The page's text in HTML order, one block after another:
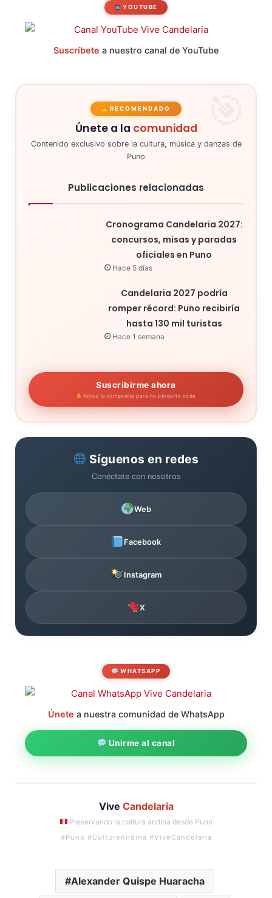
YOUTUBE
Suscríbete a nuestro canal de YouTube
RECOMENDADO
Únete a la comunidad
Contenido exclusivo sobre la cultura, música y danzas de
Puno
Publicaciones relacionadas
Cronograma Candelaria 2027:
concursos, misas y paradas
oficiales en Puno
Hace 5 días
Candelaria 2027 podría
romper récord: Puno recibiría
hasta 130 mil turistas
Hace 1 semana
Suscribirme ahora
Activa la campanita para no perderte nada
Síguenos en redes
Conéctate con nosotros
Web
Facebook
Instagram
X
WHATSAPP
Únete a nuestra comunidad de WhatsApp
Unirme al canal
Vive Candelaria
Preservando la cultura andina desde Puno
#Puno #CulturaAndina #ViveCandelaria
Alexander Quispe Huaracha